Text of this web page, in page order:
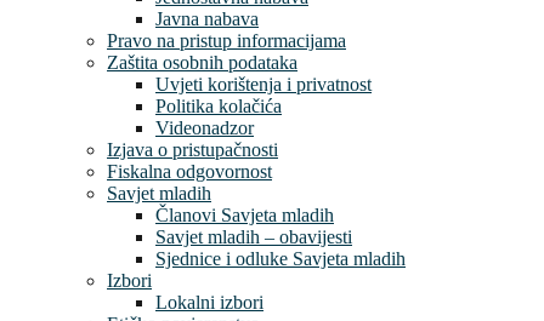
Javna nabava
Pravo na pristup informacijama
Zaštita osobnih podataka
Uvjeti korištenja i privatnost
Politika kolačića
Videonadzor
Izjava o pristupačnosti
Fiskalna odgovornost
Savjet mladih
Članovi Savjeta mladih
Savjet mladih – obavijesti
Sjednice i odluke Savjeta mladih
Izbori
Lokalni izbori